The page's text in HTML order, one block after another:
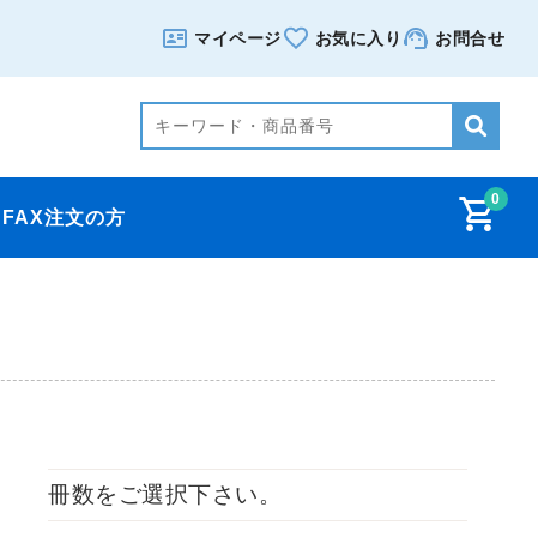
マイページ お気に入り お問合せ
0
FAX注文の方
冊数をご選択下さい。